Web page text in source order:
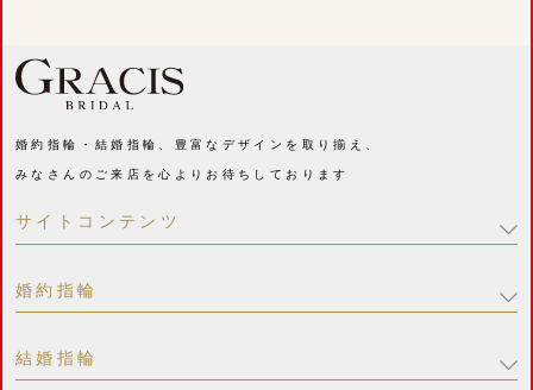
婚約指輪・結婚指輪、豊富なデザインを取り揃え、
みなさんのご来店を心よりお待ちしております
サイトコンテンツ
婚約指輪
結婚指輪